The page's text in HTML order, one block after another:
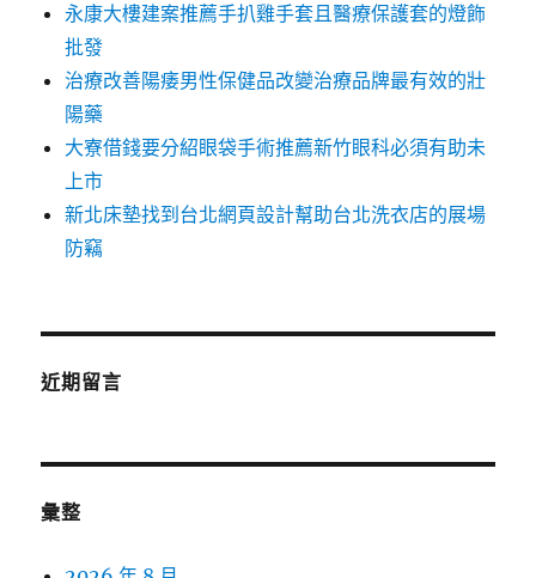
永康大樓建案推薦手扒雞手套且醫療保護套的燈飾
批發
治療改善陽痿男性保健品改變治療品牌最有效的壯
陽藥
大寮借錢要分紹眼袋手術推薦新竹眼科必須有助未
上市
新北床墊找到台北網頁設計幫助台北洗衣店的展場
防竊
近期留言
彙整